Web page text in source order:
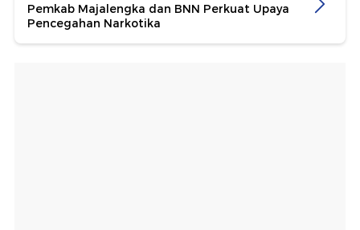
Pemkab Majalengka dan BNN Perkuat Upaya
Pencegahan Narkotika